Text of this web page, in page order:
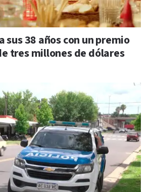
sus 38 años con un premio
tres millones de dólares